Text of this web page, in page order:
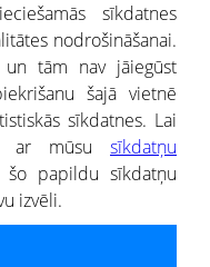
sīkdatnes
nodrošināšanai.
un tām nav jāiegūst
šajā vietnē
sīkdatnes. Lai
ar mūsu sīkdatņu
papildu sīkdatņu
izvēli.